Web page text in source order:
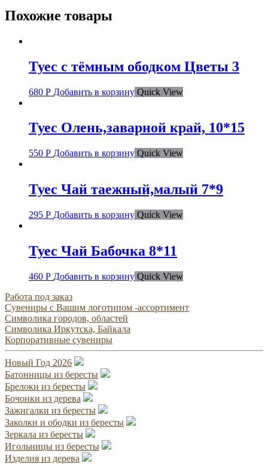
Похожие товары
Туес с тёмным ободком Цветы 3
680 Р Добавить в корзину Quick View
Туес Олень,заварной край, 10*15
550 Р Добавить в корзину Quick View
Туес Чай таежный,малый 7*9
295 Р Добавить в корзину Quick View
Туес Чай Бабочка 8*11
460 Р Добавить в корзину Quick View
Работа под заказ
Сувениры с Вашим логотипом -ассортимент
Символика городов, областей
Символика Иркутска, Байкала
Корпоративные сувениры
Новый Год 2026
Батонницы из бересты
Брелоки из бересты
Бочонки из дерева
Зажигалки из бересты
Заколки и ободки из бересты
Зеркала из бересты
Игольницы из бересты
Изделия из дерева